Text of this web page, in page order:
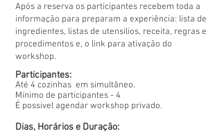
Após a reserva os participantes recebem toda a
informação para preparam a experiência: lista de
ingredientes, listas de utensilios, receita, regras e
procedimentos e, o link para ativação do
workshop.
Participantes:
Até 4 cozinhas em simultâneo.
Mínimo de participantes - 4
É possivel agendar workshop privado.
Dias, Horários e Duração: